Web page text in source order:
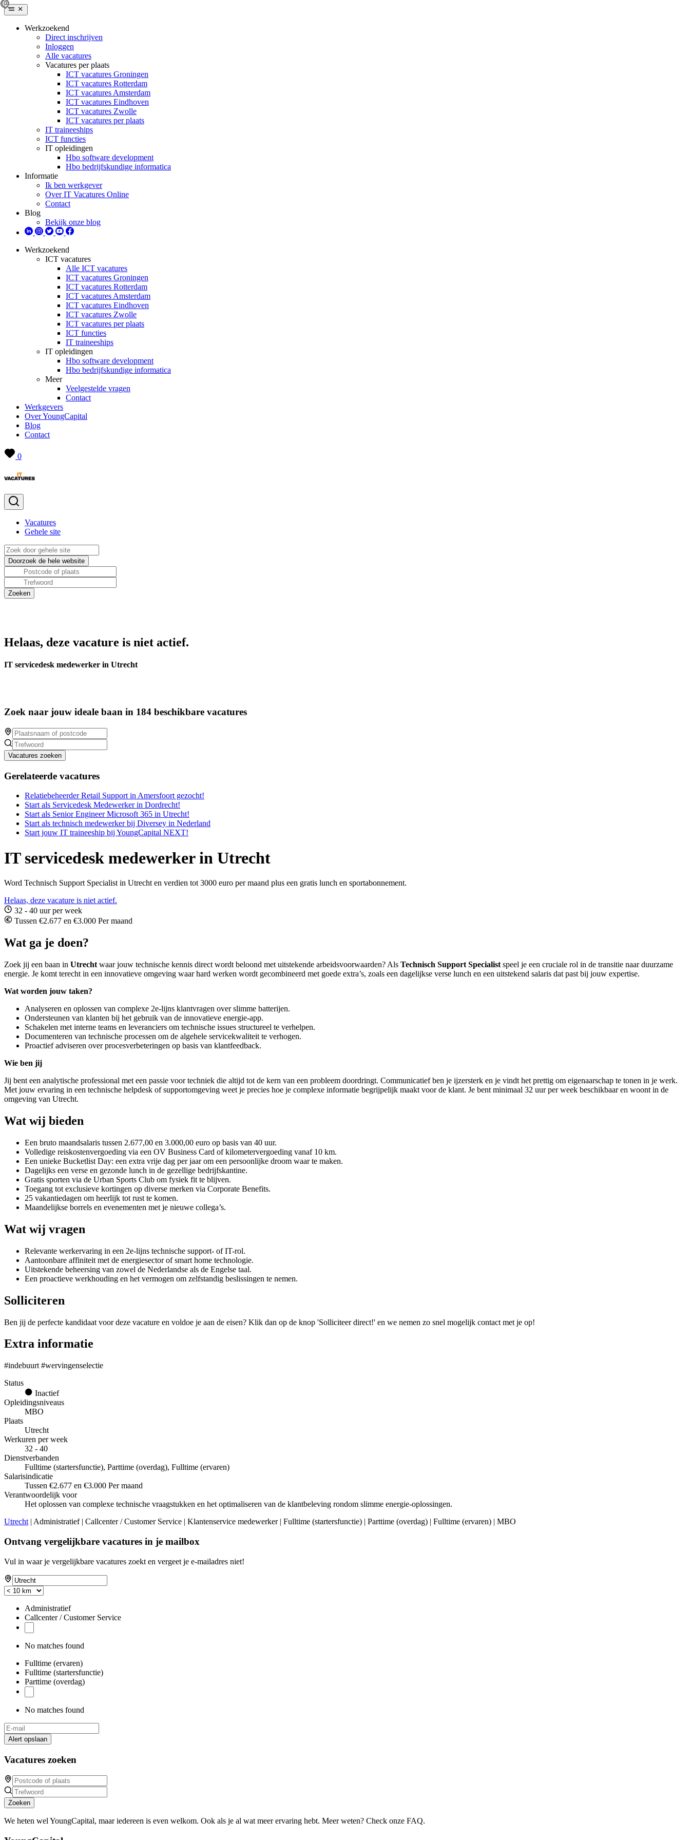
Werkzoekend
Direct inschrijven
Inloggen
Alle vacatures
Vacatures per plaats
ICT vacatures Groningen
ICT vacatures Rotterdam
ICT vacatures Amsterdam
ICT vacatures Eindhoven
ICT vacatures Zwolle
ICT vacatures per plaats
IT traineeships
ICT functies
IT opleidingen
Hbo software development
Hbo bedrijfskundige informatica
Informatie
Ik ben werkgever
Over IT Vacatures Online
Contact
Blog
Bekijk onze blog
Werkzoekend
ICT vacatures
Alle ICT vacatures
ICT vacatures Groningen
ICT vacatures Rotterdam
ICT vacatures Amsterdam
ICT vacatures Eindhoven
ICT vacatures Zwolle
ICT vacatures per plaats
ICT functies
IT traineeships
IT opleidingen
Hbo software development
Hbo bedrijfskundige informatica
Meer
Veelgestelde vragen
Contact
Werkgevers
Over YoungCapital
Blog
Contact
0
Vacatures
Gehele site
Helaas, deze vacature is niet actief.
IT servicedesk medewerker in Utrecht
Zoek naar jouw ideale baan in 184 beschikbare vacatures
Vacatures zoeken
Gerelateerde vacatures
Relatiebeheerder Retail Support in Amersfoort gezocht!
Start als Servicedesk Medewerker in Dordrecht!
Start als Senior Engineer Microsoft 365 in Utrecht!
Start als technisch medewerker bij Diversey in Nederland
Start jouw IT traineeship bij YoungCapital NEXT!
IT servicedesk medewerker in Utrecht
Word Technisch Support Specialist in Utrecht en verdien tot 3000 euro per maand plus een gratis lunch en sportabonnement.
Helaas, deze vacature is niet actief.
32 - 40 uur per week
Tussen €2.677 en €3.000 Per maand
Wat ga je doen?
Zoek jij een baan in Utrecht waar jouw technische kennis direct wordt beloond met uitstekende arbeidsvoorwaarden? Als Technisch Support Specialist speel je een cruciale rol in de transitie naar duurzame
energie. Je komt terecht in een innovatieve omgeving waar hard werken wordt gecombineerd met goede extra’s, zoals een dagelijkse verse lunch en een uitstekend salaris dat past bij jouw expertise.
Wat worden jouw taken?
Analyseren en oplossen van complexe 2e-lijns klantvragen over slimme batterijen.
Ondersteunen van klanten bij het gebruik van de innovatieve energie-app.
Schakelen met interne teams en leveranciers om technische issues structureel te verhelpen.
Documenteren van technische processen om de algehele servicekwaliteit te verhogen.
Proactief adviseren over procesverbeteringen op basis van klantfeedback.
Wie ben jij
Jij bent een analytische professional met een passie voor techniek die altijd tot de kern van een probleem doordringt. Communicatief ben je ijzersterk en je vindt het prettig om eigenaarschap te tonen in je werk.
Met jouw ervaring in een technische helpdesk of supportomgeving weet je precies hoe je complexe informatie begrijpelijk maakt voor de klant. Je bent minimaal 32 uur per week beschikbaar en woont in de
omgeving van Utrecht.
Wat wij bieden
Een bruto maandsalaris tussen 2.677,00 en 3.000,00 euro op basis van 40 uur.
Volledige reiskostenvergoeding via een OV Business Card of kilometervergoeding vanaf 10 km.
Een unieke Bucketlist Day: een extra vrije dag per jaar om een persoonlijke droom waar te maken.
Dagelijks een verse en gezonde lunch in de gezellige bedrijfskantine.
Gratis sporten via de Urban Sports Club om fysiek fit te blijven.
Toegang tot exclusieve kortingen op diverse merken via Corporate Benefits.
25 vakantiedagen om heerlijk tot rust te komen.
Maandelijkse borrels en evenementen met je nieuwe collega’s.
Wat wij vragen
Relevante werkervaring in een 2e-lijns technische support- of IT-rol.
Aantoonbare affiniteit met de energiesector of smart home technologie.
Uitstekende beheersing van zowel de Nederlandse als de Engelse taal.
Een proactieve werkhouding en het vermogen om zelfstandig beslissingen te nemen.
Solliciteren
Ben jij de perfecte kandidaat voor deze vacature en voldoe je aan de eisen? Klik dan op de knop 'Solliciteer direct!' en we nemen zo snel mogelijk contact met je op!
Extra informatie
#indebuurt #wervingenselectie
Status
Inactief
Opleidingsniveaus
MBO
Plaats
Utrecht
Werkuren per week
32 - 40
Dienstverbanden
Fulltime (startersfunctie), Parttime (overdag), Fulltime (ervaren)
Salarisindicatie
Tussen €2.677 en €3.000 Per maand
Verantwoordelijk voor
Het oplossen van complexe technische vraagstukken en het optimaliseren van de klantbeleving rondom slimme energie-oplossingen.
Utrecht | Administratief | Callcenter / Customer Service | Klantenservice medewerker | Fulltime (startersfunctie) | Parttime (overdag) | Fulltime (ervaren) | MBO
Ontvang vergelijkbare vacatures in je mailbox
Vul in waar je vergelijkbare vacatures zoekt en vergeet je e-mailadres niet!
Administratief
Callcenter / Customer Service
No matches found
Fulltime (ervaren)
Fulltime (startersfunctie)
Parttime (overdag)
No matches found
Alert opslaan
Vacatures zoeken
Zoeken
We heten wel YoungCapital, maar iedereen is even welkom. Ook als je al wat meer ervaring hebt. Meer weten? Check onze FAQ.